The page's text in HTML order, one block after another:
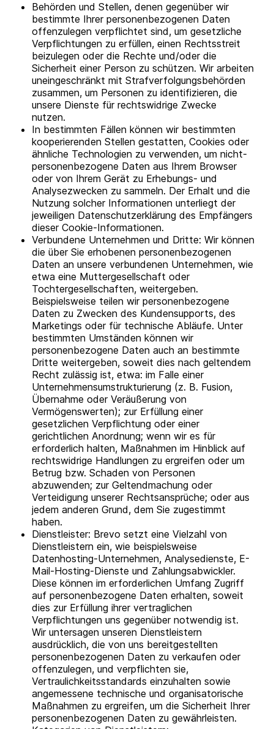
Behörden und Stellen, denen gegenüber wir
bestimmte Ihrer personenbezogenen Daten
offenzulegen verpflichtet sind, um gesetzliche
Verpflichtungen zu erfüllen, einen Rechtsstreit
beizulegen oder die Rechte und/oder die
Sicherheit einer Person zu schützen. Wir arbeiten
uneingeschränkt mit Strafverfolgungsbehörden
zusammen, um Personen zu identifizieren, die
unsere Dienste für rechtswidrige Zwecke
nutzen.
In bestimmten Fällen können wir bestimmten
kooperierenden Stellen gestatten, Cookies oder
ähnliche Technologien zu verwenden, um nicht-
personenbezogene Daten aus Ihrem Browser
oder von Ihrem Gerät zu Erhebungs- und
Analysezwecken zu sammeln. Der Erhalt und die
Nutzung solcher Informationen unterliegt der
jeweiligen Datenschutzerklärung des Empfängers
dieser Cookie-Informationen.
Verbundene Unternehmen und Dritte: Wir können
die über Sie erhobenen personenbezogenen
Daten an unsere verbundenen Unternehmen, wie
etwa eine Muttergesellschaft oder
Tochtergesellschaften, weitergeben.
Beispielsweise teilen wir personenbezogene
Daten zu Zwecken des Kundensupports, des
Marketings oder für technische Abläufe. Unter
bestimmten Umständen können wir
personenbezogene Daten auch an bestimmte
Dritte weitergeben, soweit dies nach geltendem
Recht zulässig ist, etwa: im Falle einer
Unternehmensumstrukturierung (z. B. Fusion,
Übernahme oder Veräußerung von
Vermögenswerten); zur Erfüllung einer
gesetzlichen Verpflichtung oder einer
gerichtlichen Anordnung; wenn wir es für
erforderlich halten, Maßnahmen im Hinblick auf
rechtswidrige Handlungen zu ergreifen oder um
Betrug bzw. Schaden von Personen
abzuwenden; zur Geltendmachung oder
Verteidigung unserer Rechtsansprüche; oder aus
jedem anderen Grund, dem Sie zugestimmt
haben.
Dienstleister: Brevo setzt eine Vielzahl von
Dienstleistern ein, wie beispielsweise
Datenhosting-Unternehmen, Analysedienste, E-
Mail-Hosting-Dienste und Zahlungsabwickler.
Diese können im erforderlichen Umfang Zugriff
auf personenbezogene Daten erhalten, soweit
dies zur Erfüllung ihrer vertraglichen
Verpflichtungen uns gegenüber notwendig ist.
Wir untersagen unseren Dienstleistern
ausdrücklich, die von uns bereitgestellten
personenbezogenen Daten zu verkaufen oder
offenzulegen, und verpflichten sie,
Vertraulichkeitsstandards einzuhalten sowie
angemessene technische und organisatorische
Maßnahmen zu ergreifen, um die Sicherheit Ihrer
personenbezogenen Daten zu gewährleisten.